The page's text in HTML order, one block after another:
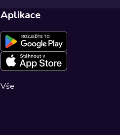
Aplikace
Vše